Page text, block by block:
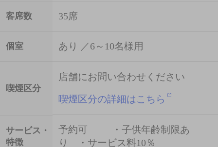
客席数 35席
個室 あり ／6～10名様用
喫煙区分
店舗にお問い合わせください
喫煙区分の詳細はこちら
サービス・
特徴
予約可 ・子供年齢制限あ
り ・サービス料10％